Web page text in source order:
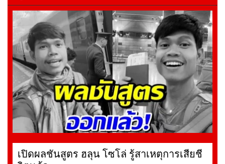
เปิดผลชันสูตร ฮลุน โซโล่ รู้สาเหตุการเสียชี